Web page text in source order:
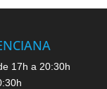
17h a 20:30h